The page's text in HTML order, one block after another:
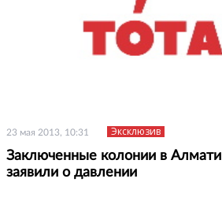
23 мая 2013, 10:31 Эксклюзив
Заключенные колонии в
заявили о давлении